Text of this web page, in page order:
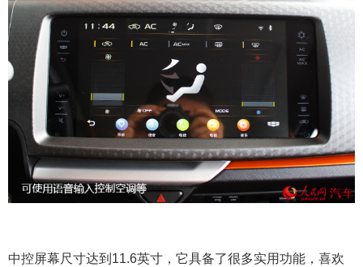
中控屏幕尺寸达到11.6英寸，它具备了很多实用功能，喜欢